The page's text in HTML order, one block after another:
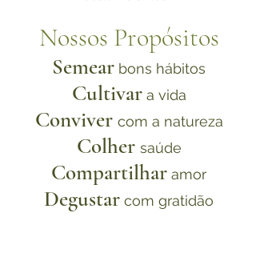
Semear bons hábitos
Cultivara vida
Conviver com a natureza
Colher saúde
Compartilhar amor
Degustar com gratidão
Nossos Propósitos